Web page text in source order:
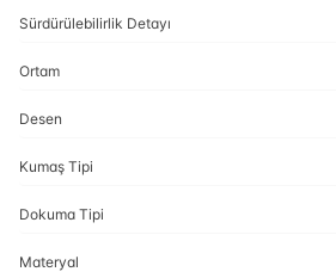
Sürdürülebilirlik Detayı
Ortam
Desen
Kumaş Tipi
Dokuma Tipi
Materyal